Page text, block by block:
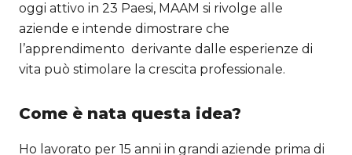
oggi attivo in 23 Paesi, MAAM si rivolge alle
aziende e intende dimostrare che
l’apprendimento derivante dalle esperienze di
vita può stimolare la crescita professionale.
Come è nata questa idea?
Ho lavorato per 15 anni in grandi aziende prima di